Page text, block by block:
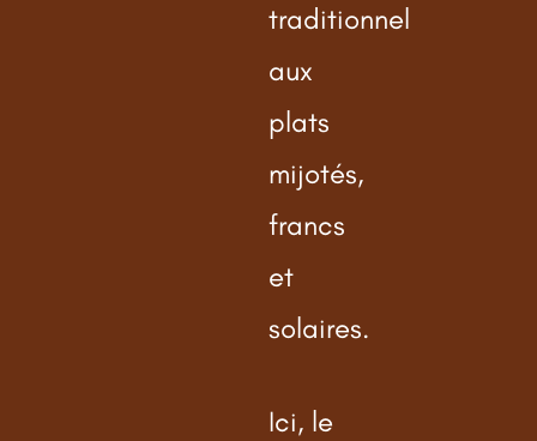
traditionnel
aux
plats
mijotés,
francs
et
solaires.
Ici, le